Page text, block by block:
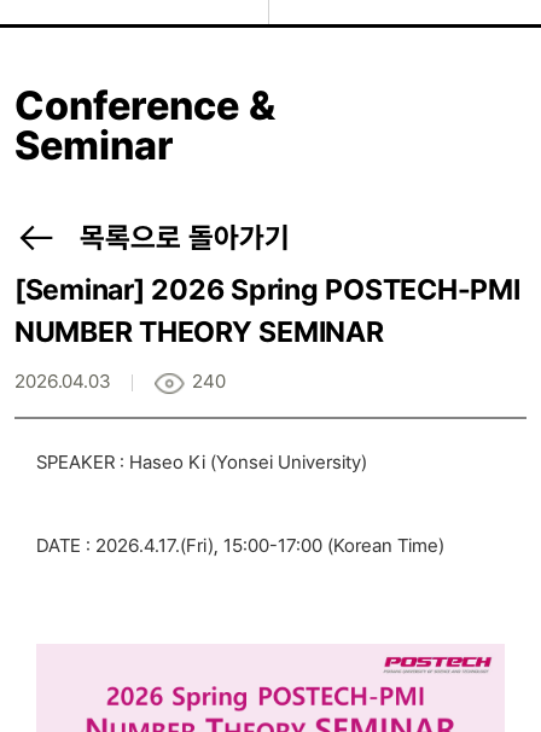
Conference &
Seminar
목록으로 돌아가기
[Seminar] 2026 Spring POSTECH-PMI
NUMBER THEORY SEMINAR
2026.04.03 240
SPEAKER : Haseo Ki (Yonsei University)
DATE : 2026.4.17.(Fri), 15:00-17:00 (Korean Time)